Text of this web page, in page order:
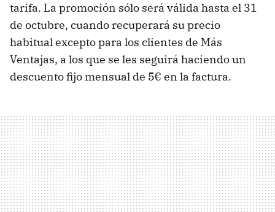
tarifa. La promoción sólo será válida hasta el 31
de octubre, cuando recuperará su precio
habitual excepto para los clientes de Más
Ventajas, a los que se les seguirá haciendo un
descuento fijo mensual de 5€ en la factura.